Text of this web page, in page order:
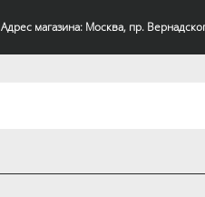
Адрес магазина: Москва, пр.